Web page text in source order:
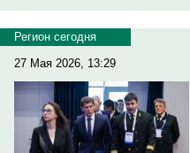
Регион сегодня
27 Мая 2026, 13:29